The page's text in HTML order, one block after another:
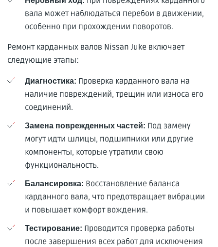
вала может наблюдаться перебои в движении,
особенно при прохождении поворотов.
Ремонт карданных валов Nissan Juke включает
следующие этапы:
Диагностика: Проверка карданного вала на
наличие повреждений, трещин или износа его
соединений.
Замена поврежденных частей: Под замену
могут идти шлицы, подшипники или другие
компоненты, которые утратили свою
функциональность.
Балансировка: Восстановление баланса
карданного вала, что предотвращает вибрации
и повышает комфорт вождения.
Тестирование: Проводится проверка работы
после завершения всех работ для исключения